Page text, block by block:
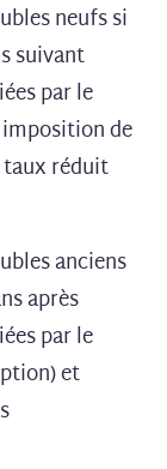
neufs si
suivant
par le
de
réduit
anciens
après
par le
et